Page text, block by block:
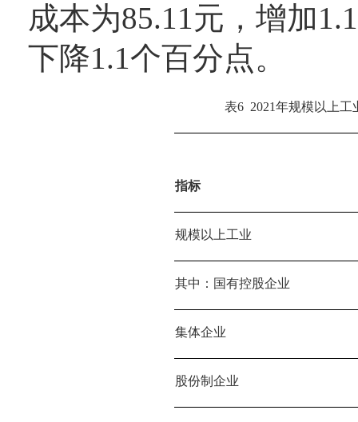
成本为85.11元，增加
下降1.1个百分点。
表6  2021年规模以上
指标
规模以上工业
其中：国有控股企业
集体企业
股份制企业